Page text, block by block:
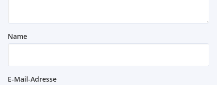
Name
E-Mail-Adresse